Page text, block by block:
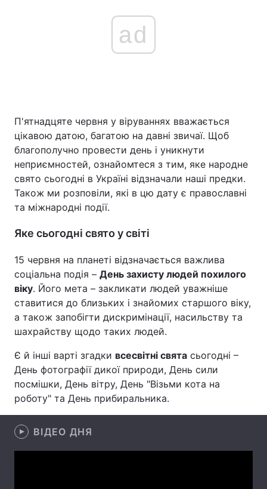
Головна Війна
Політика
Економіка Світ
Спорт
Техно і зв'язок Лайт
Зброя Інциденти
Здоров'я Туризм
Цікавинки Погода
Лонгріди
Відео з Youtube Статті
Інтерв'ю
ad
П'ятнадцяте червня у віруваннях вважається
цікавою датою, багатою на давні звичаї. Щоб
благополучно провести день і уникнути
неприємностей, ознайомтеся з тим, яке народне
свято сьогодні в Україні відзначали наші предки.
Також ми розповіли, які в цю дату є православні
та міжнародні події.
Яке сьогодні свято у світі
15 червня на планеті відзначається важлива
соціальна подія – День захисту людей похилого
віку. Його мета – закликати людей уважніше
ставитися до близьких і знайомих старшого віку,
а також запобігти дискримінації, насильству та
шахрайству щодо таких людей.
Є й інші варті згадки всесвітні свята сьогодні –
День фотографії дикої природи, День сили
посмішки, День вітру, День "Візьми кота на
роботу" та День прибиральника.
ВІДЕО ДНЯ